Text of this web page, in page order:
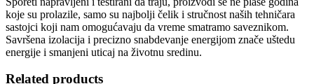
koje su prolazile, samo su najbolji čelik i stručnost naših tehničara
sastojci koji nam omogućavaju da vreme smatramo saveznikom.
Savršena izolacija i precizno snabdevanje energijom znače uštedu
energije i smanjeni uticaj na životnu sredinu.
Related products